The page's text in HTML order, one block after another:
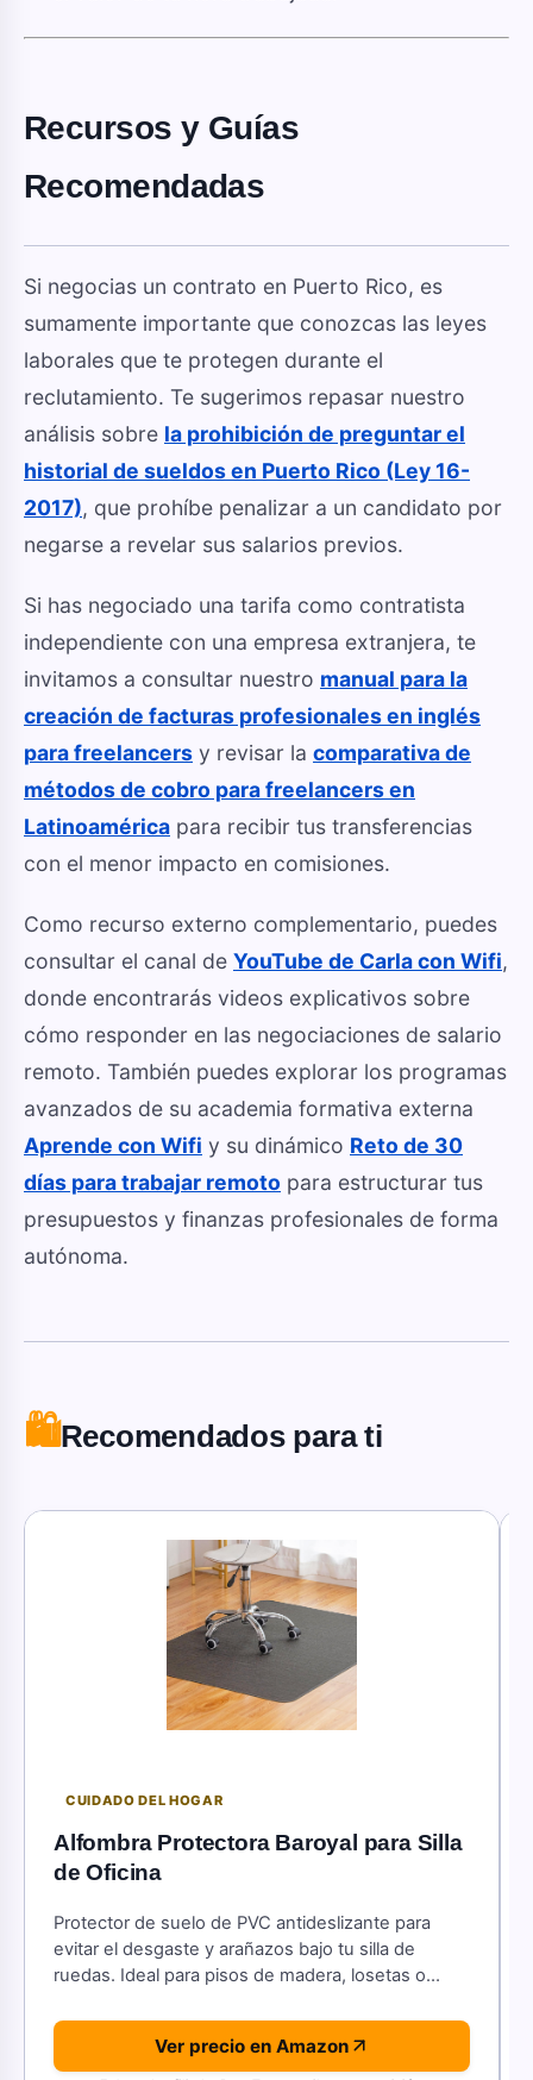
Recursos y Guías
Recomendadas
Si negocias un contrato en Puerto Rico, es
sumamente importante que conozcas las leyes
laborales que te protegen durante el
reclutamiento. Te sugerimos repasar nuestro
análisis sobre la prohibición de preguntar el
historial de sueldos en Puerto Rico (Ley 16-
2017), que prohíbe penalizar a un candidato por
negarse a revelar sus salarios previos.
Si has negociado una tarifa como contratista
independiente con una empresa extranjera, te
invitamos a consultar nuestro manual para la
creación de facturas profesionales en inglés
para freelancers y revisar la comparativa de
métodos de cobro para freelancers en
Latinoamérica para recibir tus transferencias
con el menor impacto en comisiones.
Como recurso externo complementario, puedes
consultar el canal de YouTube de Carla con Wifi,
donde encontrarás videos explicativos sobre
cómo responder en las negociaciones de salario
remoto. También puedes explorar los programas
avanzados de su academia formativa externa
Aprende con Wifi y su dinámico Reto de 30
días para trabajar remoto para estructurar tus
presupuestos y finanzas profesionales de forma
autónoma.
🛍️Recomendados para ti
CUIDADO DEL HOGAR
Alfombra Protectora Baroyal para Silla
de Oficina
Protector de suelo de PVC antideslizante para
evitar el desgaste y arañazos bajo tu silla de
ruedas. Ideal para pisos de madera, losetas o
Ver precio en Amazon